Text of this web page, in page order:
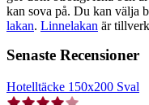
kan sova på. Du kan välja
lakan. Linnelakan är
Senaste Recensioner
Hotelltäcke 150x200 Sval